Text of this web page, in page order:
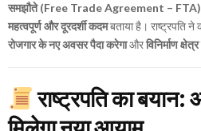
समझौते (Free Trade Agreement – FTA)
महत्वपूर्ण और दूरदर्शी कदमबताया है। राष्ट्रपति
रोजगार के नए अवसर पैदा करेगाऔरविनिर्माण
राष्ट्रपति का बयान: